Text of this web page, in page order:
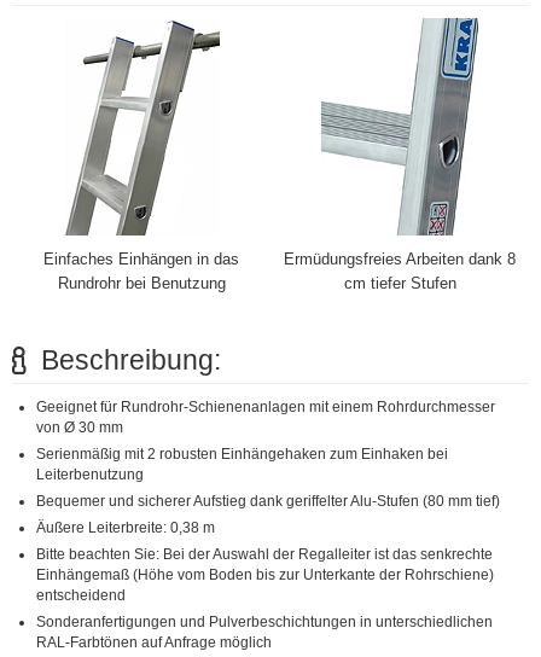
Einfaches Einhängen in das
Rundrohr bei Benutzung
Ermüdungsfreies Arbeiten dank 8
cm tiefer Stufen
Beschreibung:
Geeignet für Rundrohr-Schienenanlagen mit einem Rohrdurchmesser
von Ø 30 mm
Serienmäßig mit 2 robusten Einhängehaken zum Einhaken bei
Leiterbenutzung
Bequemer und sicherer Aufstieg dank geriffelter Alu-Stufen (80 mm tief)
Äußere Leiterbreite: 0,38 m
Bitte beachten Sie: Bei der Auswahl der Regalleiter ist das senkrechte
Einhängemaß (Höhe vom Boden bis zur Unterkante der Rohrschiene)
entscheidend
Sonderanfertigungen und Pulverbeschichtungen in unterschiedlichen
RAL-Farbtönen auf Anfrage möglich